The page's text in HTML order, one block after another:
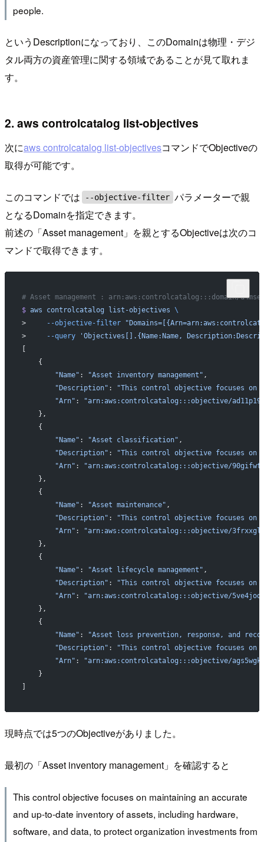
people.
というDescriptionになっており、このDomainは物理・デジ
タル両方の資産管理に関する領域であることが見て取れま
す。
2. aws controlcatalog list-objectives
次にaws controlcatalog list-objectivesコマンドでObjectiveの
取得が可能です。
このコマンドでは --objective-filter パラメーターで親
となるDomainを指定できます。
前述の「Asset management」を親とするObjectiveは次のコ
マンドで取得できます。
# Asset management : arn:aws:controlcatalog:::domain/
$ aws controlcatalog list-objectives \
>
--objective-filter
>
--query 'Objectives[].{Name:Name,
    {
        "Name"
: "Asset inventory management" ,
        "Description"
:
"This control objective focuses on
        "Arn"
:
"arn:aws:controlcatalog:::objective/
    },
    {
        "Name"
: "Asset classification" ,
        "Description"
:
"This control objective focuses on
        "Arn"
:
"arn:aws:controlcatalog:::objective/
    },
    {
        "Name"
: "Asset maintenance" ,
        "Description"
:
"This control objective focuses on
        "Arn"
:
"arn:aws:controlcatalog:::objective/
    },
    {
        "Name"
: "Asset lifecycle management" ,
        "Description"
:
"This control objective focuses on
        "Arn"
:
"arn:aws:controlcatalog:::objective/
    },
    {
        "Name"
:
"Asset loss prevention, response, and
        "Description"
:
"This control objective focuses
        "Arn"
:
"arn:aws:controlcatalog:::objective/
    }
現時点では5つのObjectiveがありました。
最初の「Asset inventory management」を確認すると
This control objective focuses on maintaining an accurate
and up-to-date inventory of assets, including hardware,
software, and data, to protect organization investments from